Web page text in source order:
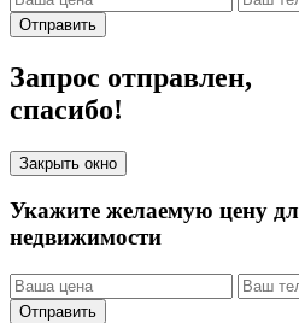
Отправить
Запрос отправлен,
спасибо!
Закрыть окно
Укажите желаемую цену
недвижимости
Отправить